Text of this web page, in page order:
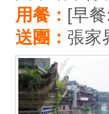
用餐： [早
送團： 張家